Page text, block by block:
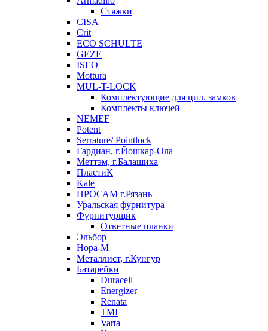
Стяжки
CISA
Crit
ECO SCHULTE
GEZE
ISEO
Mottura
MUL-T-LOCK
Комплектующие для цил. замков
Комплекты ключей
NEMEF
Potent
Serrature/ Pointlock
Гардиан, г.Йошкар-Ола
Меттэм, г.Балашиха
ПластиК
Kale
ПРОСАМ г.Рязань
Уральская фурнитура
Фурнитурщик
Ответные планки
Эльбор
Нора-М
Металлист, г.Кунгур
Батарейки
Duracell
Energizer
Renata
TMI
Varta